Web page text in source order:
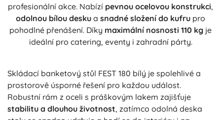
profesionální akce. Nabízí pevnou ocelovou konstrukci,
odolnou bílou desku a snadné složení do kufru pro
pohodlné přenášení. Díky maximální nosnosti 110 kg je
ideální pro catering, eventy i zahradní párty.
Skládací banketový stůl FEST 180 bílý je spolehlivé a
prostorově úsporné řešení pro každou událost.
Robustní rám z oceli s práškovým lakem zajišťuje
stabilitu a dlouhou životnost, zatímco odolná deska